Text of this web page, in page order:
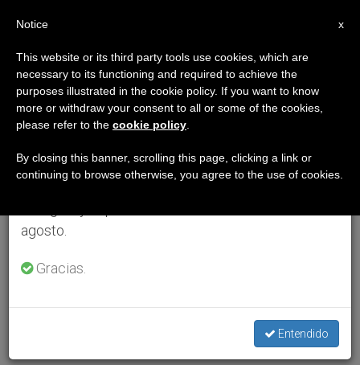
×
Aviso importante
Del 27 de julio al 7 de agosto haremos la pausa
anual, aprovechando que en el periodo de verano
se generan menos informaciones y también el
agosto.
Gracias.
Entendido
x
Notice
This website or its third party tools use cookies, which are
necessary to its functioning and required to achieve the
purposes illustrated in the cookie policy. If you want to know
more or withdraw your consent to all or some of the cookies,
please refer to the cookie policy
By closing this banner, scrolling this page, clicking a link or
continuing to browse otherwise, you agree to the use of cookies.